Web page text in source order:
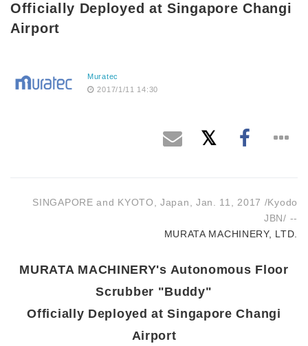
Officially Deployed at Singapore Changi
Airport
Muratec
2017/1/11 14:30
SINGAPORE and KYOTO, Japan, Jan. 11, 2017 /Kyodo
JBN/ --
MURATA MACHINERY, LTD.
MURATA MACHINERY's Autonomous Floor
Scrubber "Buddy"
Officially Deployed at Singapore Changi
Airport